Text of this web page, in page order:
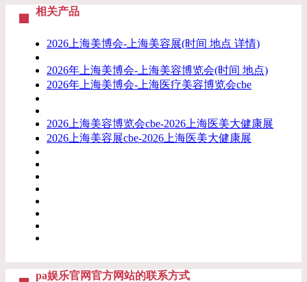
相关产品
2026上海美博会-上海美容展(时间 地点 详情)
2026年上海美博会-上海美容博览会(时间 地点)
2026年上海美博会-上海医疗美容博览会cbe
2026上海美容博览会cbe-2026上海医美大健康展
2026上海美容展cbe-2026上海医美大健康展
pa娱乐官网官方网站的联系方式